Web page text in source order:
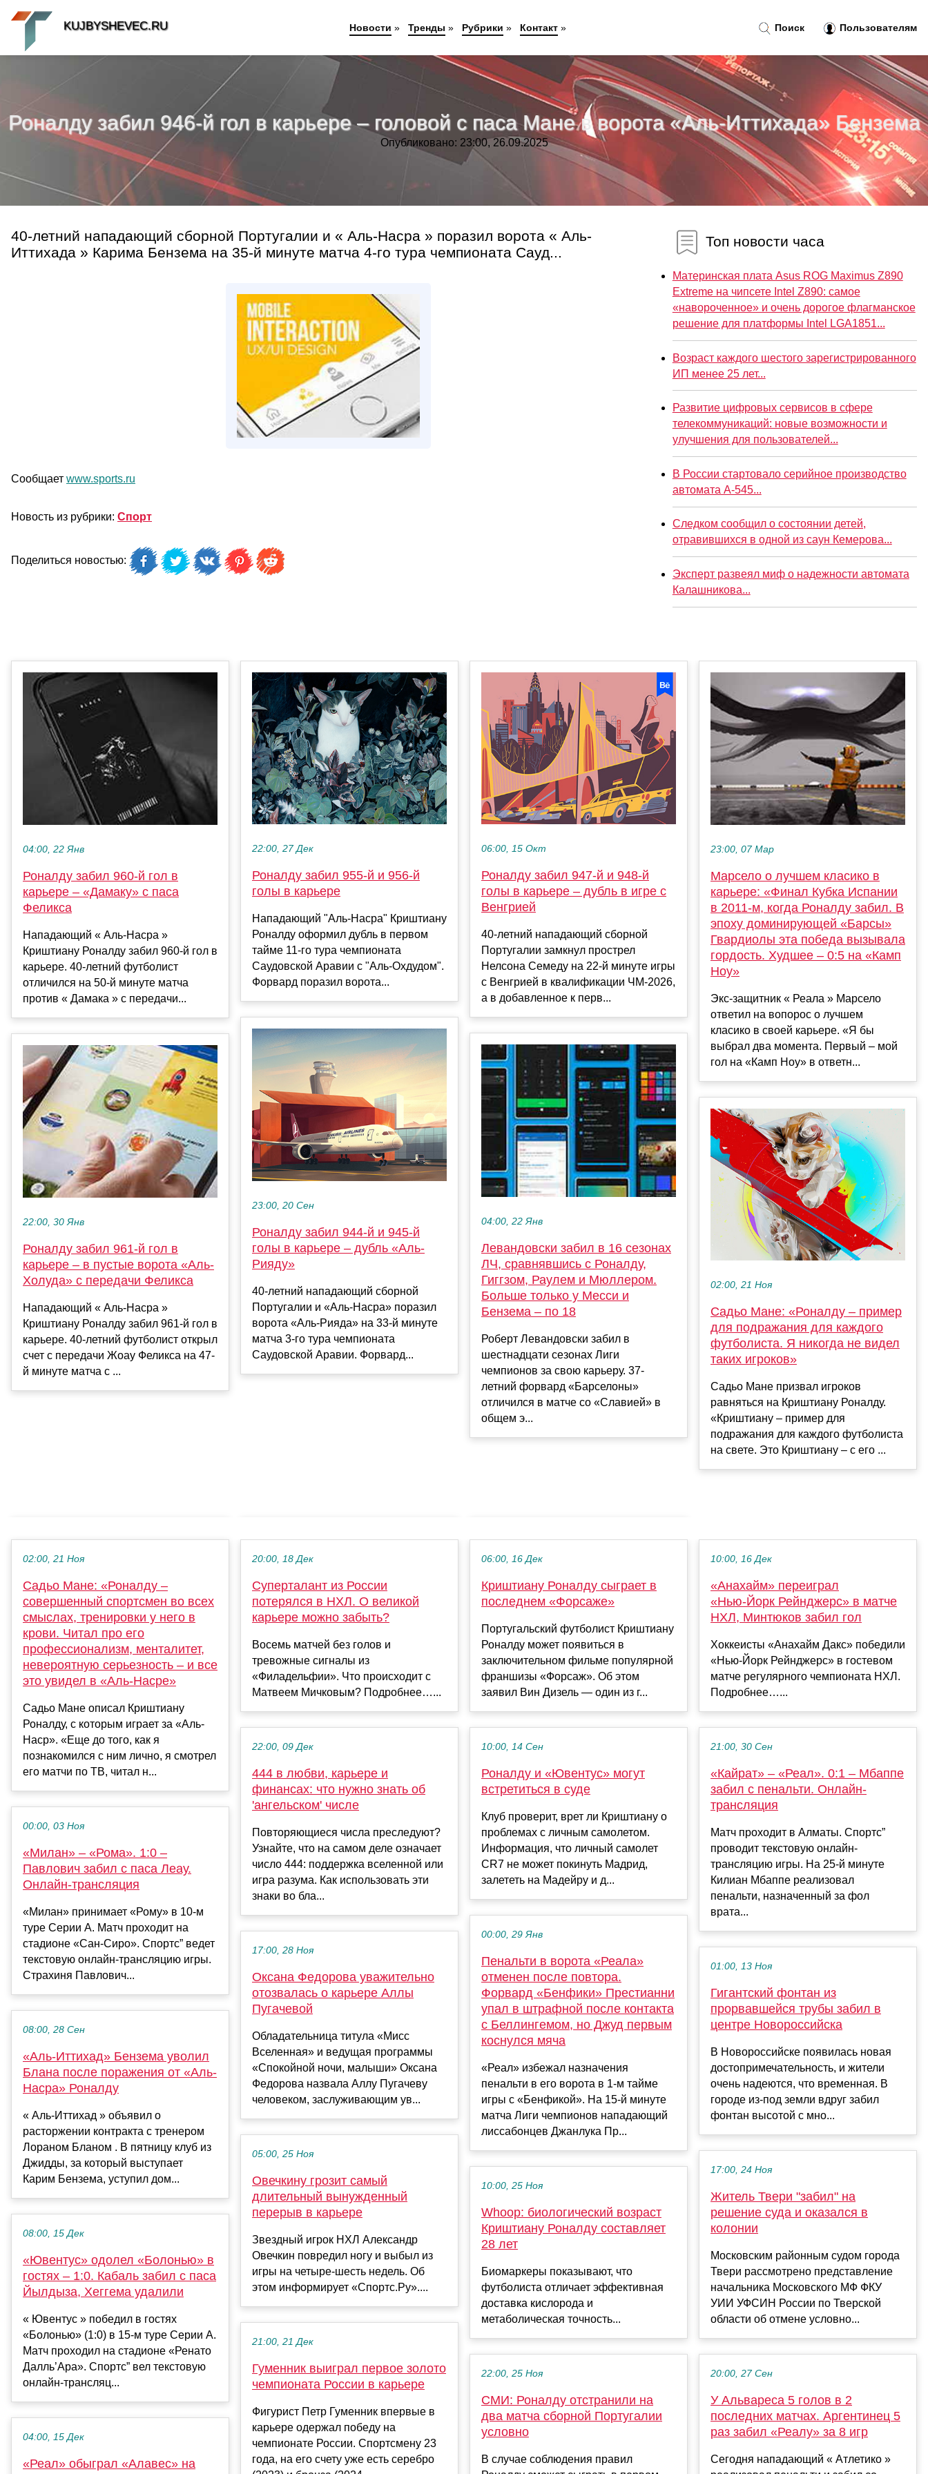
Роналду забил 946-й гол в карьере – головой с паса Мане в ворота «Аль-Иттихада» Бензема
Опубликовано: 23:00, 26.09.2025
40-летний нападающий сборной Португалии и « Аль-Насра » поразил ворота « Аль-
Иттихада » Карима Бензема на 35-й минуте матча 4-го тура чемпионата Сауд...
Сообщает www.sports.ru
Новость из рубрики: Спорт
Поделиться новостью:
Топ новости часа
Материнская плата Asus ROG Maximus Z890
Extreme на чипсете Intel Z890: самое
«навороченное» и очень дорогое флагманское
решение для платформы Intel LGA1851...
Возраст каждого шестого зарегистрированного
ИП менее 25 лет...
Развитие цифровых сервисов в сфере
телекоммуникаций: новые возможности и
улучшения для пользователей...
В России стартовало серийное производство
автомата А-545...
Следком сообщил о состоянии детей,
отравившихся в одной из саун Кемерова...
Эксперт развеял миф о надежности автомата
Калашникова...
04:00, 22 Янв
Роналду забил 960-й гол в
карьере – «Дамаку» с паса
Феликса
Нападающий « Аль-Насра »
Криштиану Роналду забил 960-й гол в
карьере. 40-летний футболист
отличился на 50-й минуте матча
против « Дамака » с передачи...
22:00, 30 Янв
Роналду забил 961-й гол в
карьере – в пустые ворота «Аль-
Холуда» с передачи Феликса
Нападающий « Аль-Насра »
Криштиану Роналду забил 961-й гол в
карьере. 40-летний футболист открыл
счет с передачи Жоау Феликса на 47-
й минуте матча с ...
22:00, 27 Дек
Роналду забил 955-й и 956-й
голы в карьере
Нападающий "Аль-Насра" Криштиану
Роналду оформил дубль в первом
тайме 11-го тура чемпионата
Саудовской Аравии с "Аль-Охдудом".
Форвард поразил ворота...
23:00, 20 Сен
Роналду забил 944-й и 945-й
голы в карьере – дубль «Аль-
Рияду»
40-летний нападающий сборной
Португалии и «Аль-Насра» поразил
ворота «Аль-Рияда» на 33-й минуте
матча 3-го тура чемпионата
Саудовской Аравии. Форвард...
06:00, 15 Окт
Роналду забил 947-й и 948-й
голы в карьере – дубль в игре с
Венгрией
40-летний нападающий сборной
Португалии замкнул прострел
Нелсона Семеду на 22-й минуте игры
с Венгрией в квалификации ЧМ-2026,
а в добавленное к перв...
04:00, 22 Янв
Левандовски забил в 16 сезонах
ЛЧ, сравнявшись с Роналду,
Гиггзом, Раулем и Мюллером.
Больше только у Месси и
Бензема – по 18
Роберт Левандовски забил в
шестнадцати сезонах Лиги
чемпионов за свою карьеру. 37-
летний форвард «Барселоны»
отличился в матче со «Славией» в
общем э...
23:00, 07 Мар
Марсело о лучшем класико в
карьере: «Финал Кубка Испании
в 2011-м, когда Роналду забил. В
эпоху доминирующей «Барсы»
Гвардиолы эта победа вызывала
гордость. Худшее – 0:5 на «Камп
Ноу»
Экс-защитник « Реала » Марсело
ответил на вопорос о лучшем
класико в своей карьере. «Я бы
выбрал два момента. Первый – мой
гол на «Камп Ноу» в ответн...
02:00, 21 Ноя
Садьо Мане: «Роналду – пример
для подражания для каждого
футболиста. Я никогда не видел
таких игроков»
Садьо Мане призвал игроков
равняться на Криштиану Роналду.
«Криштиану – пример для
подражания для каждого футболиста
на свете. Это Криштиану – с его ...
02:00, 21 Ноя
Садьо Мане: «Роналду –
совершенный спортсмен во всех
смыслах, тренировки у него в
крови. Читал про его
профессионализм, менталитет,
невероятную серьезность – и все
это увидел в «Аль-Насре»
Садьо Мане описал Криштиану
Роналду, с которым играет за «Аль-
Наср». «Еще до того, как я
познакомился с ним лично, я смотрел
его матчи по ТВ, читал н...
00:00, 03 Ноя
«Милан» – «Рома». 1:0 –
Павлович забил с паса Леау.
Онлайн-трансляция
«Милан» принимает «Рому» в 10-м
туре Серии А. Матч проходит на
стадионе «Сан-Сиро». Спортс” ведет
текстовую онлайн-трансляцию игры.
Страхиня Павлович...
08:00, 28 Сен
«Аль-Иттихад» Бензема уволил
Блана после поражения от «Аль-
Насра» Роналду
« Аль-Иттихад » объявил о
расторжении контракта с тренером
Лораном Бланом . В пятницу клуб из
Джидды, за который выступает
Карим Бензема, уступил дом...
08:00, 15 Дек
«Ювентус» одолел «Болонью» в
гостях – 1:0. Кабаль забил с паса
Йылдыза, Хеггема удалили
« Ювентус » победил в гостях
«Болонью» (1:0) в 15-м туре Серии А.
Матч проходил на стадионе «Ренато
Далль’Ара». Спортс” вел текстовую
онлайн-трансляц...
04:00, 15 Дек
«Реал» обыграл «Алавес» на
20:00, 18 Дек
Суперталант из России
потерялся в НХЛ. О великой
карьере можно забыть?
Восемь матчей без голов и
тревожные сигналы из
«Филадельфии». Что происходит с
Матвеем Мичковым? Подробнее…...
22:00, 09 Дек
444 в любви, карьере и
финансах: что нужно знать об
'ангельском' числе
Повторяющиеся числа преследуют?
Узнайте, что на самом деле означает
число 444: поддержка вселенной или
игра разума. Как использовать эти
знаки во бла...
17:00, 28 Ноя
Оксана Федорова уважительно
отозвалась о карьере Аллы
Пугачевой
Обладательница титула «Мисс
Вселенная» и ведущая программы
«Спокойной ночи, малыши» Оксана
Федорова назвала Аллу Пугачеву
человеком, заслуживающим ув...
05:00, 25 Ноя
Овечкину грозит самый
длительный вынужденный
перерыв в карьере
Звездный игрок НХЛ Александр
Овечкин повредил ногу и выбыл из
игры на четыре-шесть недель. Об
этом информирует «Спортс.Ру»....
21:00, 21 Дек
Гуменник выиграл первое золото
чемпионата России в карьере
Фигурист Петр Гуменник впервые в
карьере одержал победу на
чемпионате России. Спортсмену 23
года, на его счету уже есть серебро
06:00, 16 Дек
Криштиану Роналду сыграет в
последнем «Форсаже»
Португальский футболист Криштиану
Роналду может появиться в
заключительном фильме популярной
франшизы «Форсаж». Об этом
заявил Вин Дизель — один из г...
10:00, 14 Сен
Роналду и «Ювентус» могут
встретиться в суде
Клуб проверит, врет ли Криштиану о
проблемах с личным самолетом.
Информация, что личный самолет
CR7 не может покинуть Мадрид,
залететь на Мадейру и д...
00:00, 29 Янв
Пенальти в ворота «Реала»
отменен после повтора.
Форвард «Бенфики» Престианни
упал в штрафной после контакта
с Беллингемом, но Джуд первым
коснулся мяча
«Реал» избежал назначения
пенальти в его ворота в 1-м тайме
игры с «Бенфикой». На 15-й минуте
матча Лиги чемпионов нападающий
лиссабонцев Джанлука Пр...
10:00, 25 Ноя
Whoop: биологический возраст
Криштиану Роналду составляет
28 лет
Биомаркеры показывают, что
футболиста отличает эффективная
доставка кислорода и
метаболическая точность...
22:00, 25 Ноя
СМИ: Роналду отстранили на
два матча сборной Португалии
условно
В случае соблюдения правил
10:00, 16 Дек
«Анахайм» переиграл
«Нью‑Йорк Рейнджерс» в матче
НХЛ, Минтюков забил гол
Хоккеисты «Анахайм Дакс» победили
«Нью‑Йорк Рейнджерс» в гостевом
матче регулярного чемпионата НХЛ.
Подробнее…...
21:00, 30 Сен
«Кайрат» – «Реал». 0:1 – Мбаппе
забил с пенальти. Онлайн-
трансляция
Матч проходит в Алматы. Спортс”
проводит текстовую онлайн-
трансляцию игры. На 25-й минуте
Килиан Мбаппе реализовал
пенальти, назначенный за фол
врата...
01:00, 13 Ноя
Гигантский фонтан из
прорвавшейся трубы забил в
центре Новороссийска
В Новороссийске появилась новая
достопримечательность, и жители
очень надеются, что временная. В
городе из-под земли вдруг забил
фонтан высотой с мно...
17:00, 24 Ноя
Житель Твери "забил" на
решение суда и оказался в
колонии
Московским районным судом города
Твери рассмотрено представление
начальника Московского МФ ФКУ
УИИ УФСИН России по Тверской
области об отмене условно...
20:00, 27 Сен
У Альвареса 5 голов в 2
последних матчах. Аргентинец 5
раз забил «Реалу» за 8 игр
Сегодня нападающий « Атлетико »
Поиск Пользователям
KUJBYSHEVEC.RU Новости » Тренды » Рубрики » Контакт»